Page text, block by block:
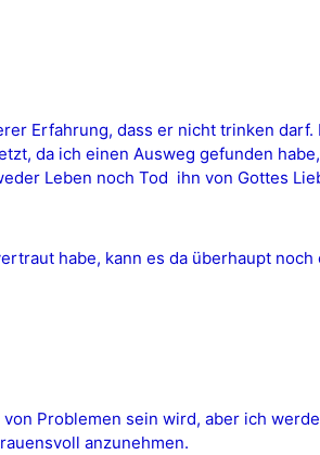
Erfahrung, dass er nicht trinken
da ich einen Ausweg gefunden
Leben noch Tod  ihn von Gottes
habe, kann es da überhaupt
Problemen sein wird, aber ich
anzunehmen.